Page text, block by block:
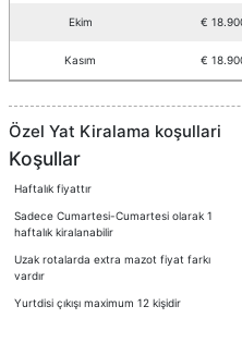
Ekim €
Kasım €
Özel Yat Kiralama koşullari
Koşullar
Haftalık fiyattır
Sadece Cumartesi-Cumartesi olarak 1
haftalık kiralanabilir
Uzak rotalarda extra mazot fiyat farkı
vardır
Yurtdisi çıkışı maximum 12 kişidir